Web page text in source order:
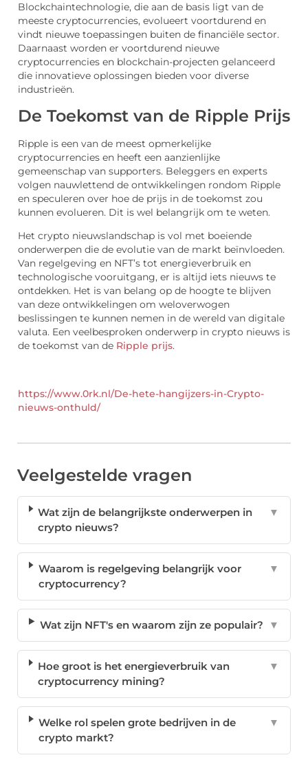
Blockchaintechnologie, die aan de basis ligt van de
meeste cryptocurrencies, evolueert voortdurend en
vindt nieuwe toepassingen buiten de financiële sector.
Daarnaast worden er voortdurend nieuwe
cryptocurrencies en blockchain-projecten gelanceerd
die innovatieve oplossingen bieden voor diverse
industrieën.
De Toekomst van de Ripple Prijs
Ripple is een van de meest opmerkelijke
cryptocurrencies en heeft een aanzienlijke
gemeenschap van supporters. Beleggers en experts
volgen nauwlettend de ontwikkelingen rondom Ripple
en speculeren over hoe de prijs in de toekomst zou
kunnen evolueren. Dit is wel belangrijk om te weten.
Het crypto nieuwslandschap is vol met boeiende
onderwerpen die de evolutie van de markt beïnvloeden.
Van regelgeving en NFT’s tot energieverbruik en
technologische vooruitgang, er is altijd iets nieuws te
ontdekken. Het is van belang op de hoogte te blijven
van deze ontwikkelingen om weloverwogen
beslissingen te kunnen nemen in de wereld van digitale
valuta. Een veelbesproken onderwerp in crypto nieuws is
de toekomst van de Ripple prijs.
https://www.0rk.nl/De-hete-hangijzers-in-Crypto-
nieuws-onthuld/
Veelgestelde vragen
Wat zijn de belangrijkste onderwerpen in
crypto nieuws?
▼
Waarom is regelgeving belangrijk voor
cryptocurrency?
▼
Wat zijn NFT's en waarom zijn ze populair? ▼
Hoe groot is het energieverbruik van
cryptocurrency mining?
▼
Welke rol spelen grote bedrijven in de
crypto markt?
▼